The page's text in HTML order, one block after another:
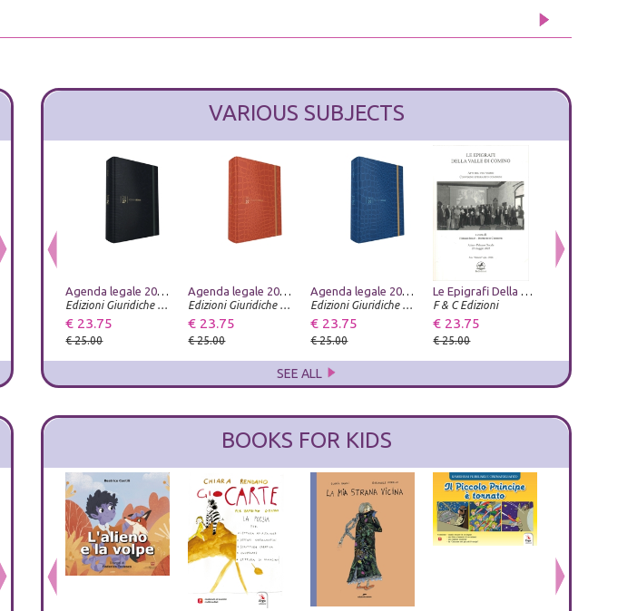
Studi tizianeschi. Annuario della Fondazione Centro studi Tiziano e Cadore. Ediz. illustrata. Vol. 15 Bellezza e Bruttezza. Ideale reale caricaturale nel rinascimento
Umberto Allemandi
Alberto Savinio catalogo ragionato
Silvana Editoriale
Metamorfosi. Ovidio e le arti. Catalogo della mostra (Roma, 23 giugno-20 settembre 2026). Ediz. illustrata
Umberto Allemandi
VARIOUS SUBJECTS
Agenda legale 2027. Classica Lizard blu. Con app Agenda Legale Pro
Edizioni Giuridiche Simone
€ 23.75
€ 25.00
Agenda legale 2027. Law & Trend Croco arancio. Con app Agenda Legale Pro
Edizioni Giuridiche Simone
€ 23.75
€ 25.00
Agenda legale 2027. Law & Trend Croco blue. Con app Agenda Legale Pro
Edizioni Giuridiche Simone
€ 23.75
€ 25.00
Le Epigrafi Della Valle Di Comino. Atti del Ventesimo Convegno Epigrafico Cominese
F & C Edizioni
€ 23.75
€ 25.00
SEE ALL
BOOKS FOR KIDS